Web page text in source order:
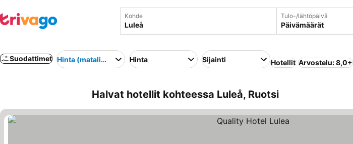
Kohde Tulo-/lähtöpäivä
Päivämäärät
Suodattimet Hinta (matalimmasta korkeimpaan)
Hinta Sijainti Hotellit Arvostelu: 8,0+
Halvat hotellit kohteessa Luleå, Ruotsi